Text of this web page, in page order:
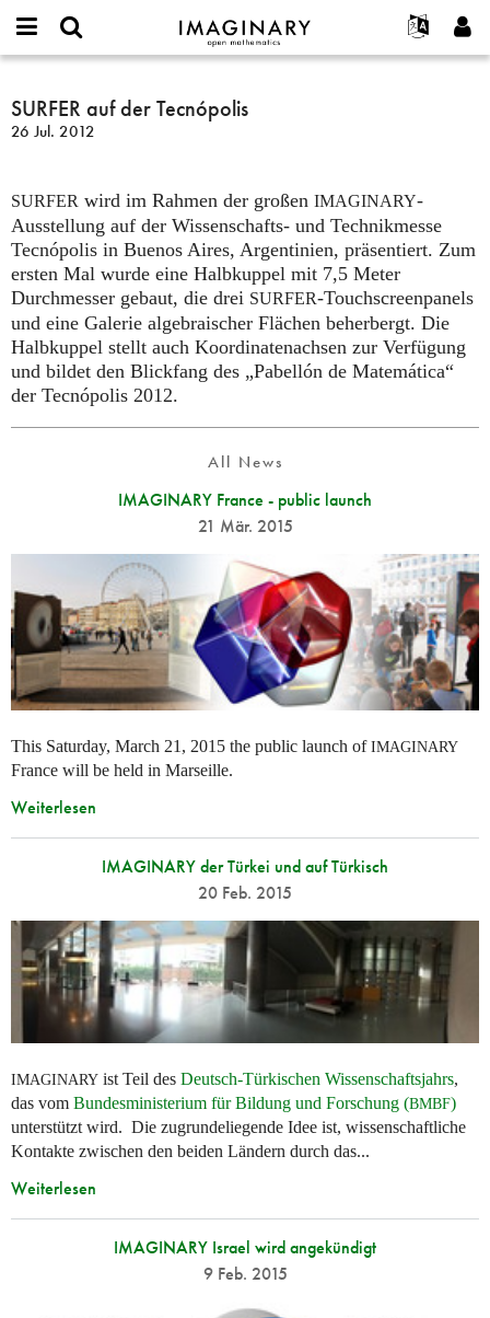
IMAGINARY
open
Français
Español
Türkçe
Programme
Filme
Texte
Ausstellungen
Mehr...
Projekte
or
username
Passwort
Neues Benutzerkonto erstellen
Neues Passwort anfordern
Suche
SURFER
auf
der
SURFER auf der Tecnópolis
26 Jul. 2012
SURFER wird im Rahmen der großen IMAGINARY-
Ausstellung auf der Wissenschafts- und Technikmesse
Tecnópolis in Buenos Aires, Argentinien, präsentiert. Zum
ersten Mal wurde eine Halbkuppel mit 7,5 Meter
Durchmesser gebaut, die drei SURFER-Touchscreenpanels
und eine Galerie algebraischer Flächen beherbergt. Die
Halbkuppel stellt auch Koordinatenachsen zur Verfügung
und bildet den Blickfang des „Pabellón de Matemática“
der Tecnópolis 2012.
All News
IMAGINARY France - public launch
21 Mär. 2015
This Saturday, March 21, 2015 the public launch ofIMAGINARY
France will be held in Marseille.
Weiterlesen
IMAGINARY der Türkei und auf Türkisch
20 Feb. 2015
IMAGINARY ist Teil des Deutsch-Türkischen Wissenschaftsjahrs,
das vom Bundesministerium für Bildung und Forschung (BMBF)
unterstützt wird. Die zugrundeliegende Idee ist, wissenschaftliche
Kontakte zwischen den beiden Ländern durch das...
Weiterlesen
IMAGINARY Israel wird angekündigt
9 Feb. 2015